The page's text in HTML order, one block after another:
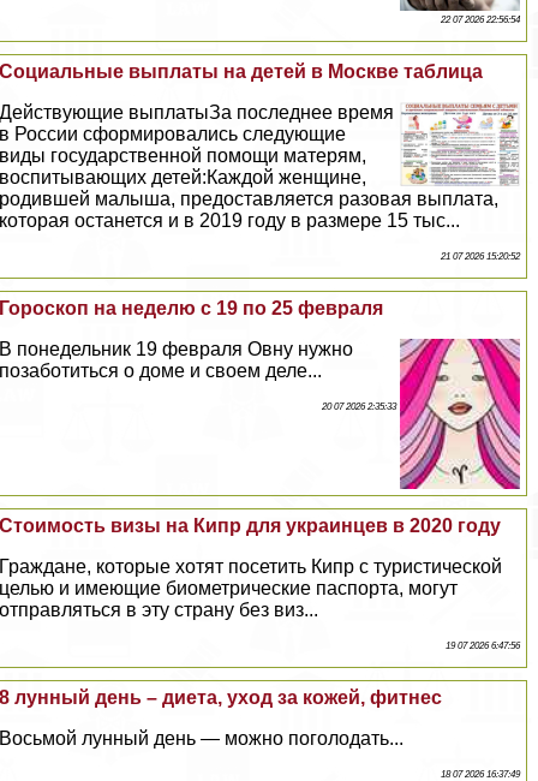
22 07 2026 22:56:54
Социальные выплаты на детей в Москве таблица
Действующие выплатыЗа последнее время
в России сформировались следующие
виды государственной помощи матерям,
воспитывающих детей:Каждой женщине,
родившей малыша, предоставляется разовая выплата,
которая останется и в 2019 году в размере 15 тыс...
21 07 2026 15:20:52
Гороскоп на неделю с 19 по 25 февраля
В понедельник 19 февраля Овну нужно
позаботиться о доме и своем деле...
20 07 2026 2:35:33
Стоимость визы на Кипр для украинцев в 2020 году
Граждане, которые хотят посетить Кипр с туристической
целью и имеющие биометрические паспорта, могут
отправляться в эту страну без виз...
19 07 2026 6:47:56
8 лунный день – диета, уход за кожей, фитнес
Восьмой лунный день — можно поголодать...
18 07 2026 16:37:49